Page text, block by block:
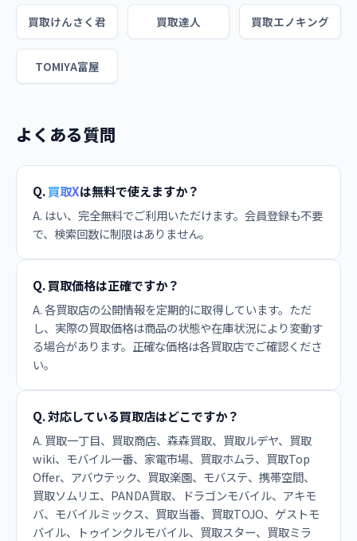
買取けんさく君 買取達人 買取エノキング
TOMIYA富屋
よくある質問
Q.買取Xは無料で使えますか？
A. はい、完全無料でご利用いただけます。会員登録も不要
で、検索回数に制限はありません。
Q. 買取価格は正確ですか？
A. 各買取店の公開情報を定期的に取得しています。ただ
し、実際の買取価格は商品の状態や在庫状況により変動す
る場合があります。正確な価格は各買取店でご確認くださ
い。
Q. 対応している買取店はどこですか？
A. 買取一丁目、買取商店、森森買取、買取ルデヤ、買取
wiki、モバイル一番、家電市場、買取ホムラ、買取Top
Offer、アバウテック、買取楽園、モバステ、携帯空間、
買取ソムリエ、PANDA買取、ドラゴンモバイル、アキモ
バ、モバイルミックス、買取当番、買取TOJO、ゲストモ
バイル、トゥインクルモバイル、買取スター、買取ミラ